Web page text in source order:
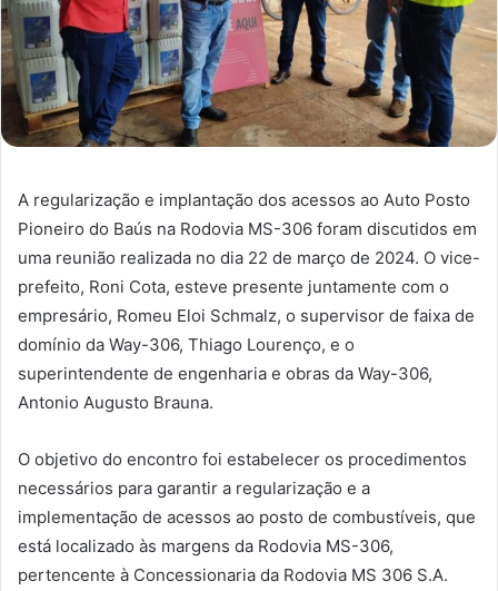
A regularização e implantação dos acessos ao Auto Posto
Pioneiro do Baús na Rodovia MS-306 foram discutidos em
uma reunião realizada no dia 22 de março de 2024. O vice-
prefeito, Roni Cota, esteve presente juntamente com o
empresário, Romeu Eloi Schmalz, o supervisor de faixa de
domínio da Way-306, Thiago Lourenço, e o
superintendente de engenharia e obras da Way-306,
Antonio Augusto Brauna.
O objetivo do encontro foi estabelecer os procedimentos
necessários para garantir a regularização e a
implementação de acessos ao posto de combustíveis, que
está localizado às margens da Rodovia MS-306,
pertencente à Concessionaria da Rodovia MS 306 S.A.